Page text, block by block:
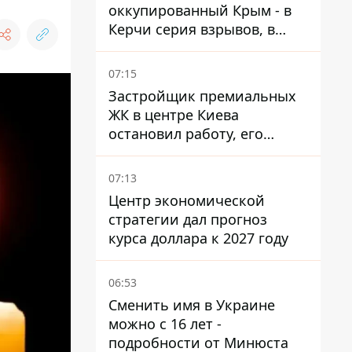
оккупированный Крым - в
Керчи серия взрывов, в
Феодосии пожар
07:15
Застройщик премиальных
ЖК в центре Киева
остановил работу, его
руководители сбежали из
Украины - Bihus.info
07:13
Центр экономической
стратегии дал прогноз
курса доллара к 2027 году
06:53
Сменить имя в Украине
можно с 16 лет -
подробности от Минюста